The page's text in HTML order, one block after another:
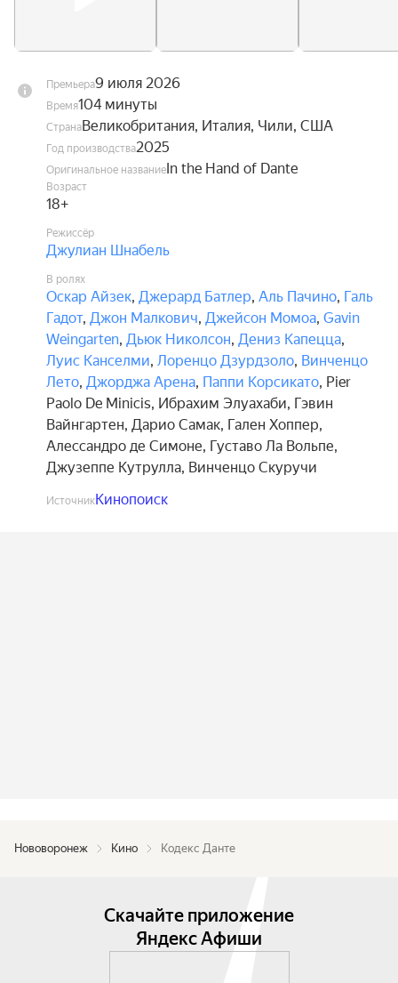
Премьера9 июля 2026
Время104 минуты
СтранаВеликобритания, Италия, Чили, США
Год производства2025
Оригинальное названиеIn the Hand of Dante
Возраст
18+
Режиссёр
Джулиан Шнабель
В ролях
Оскар Айзек, Джерард Батлер, Аль Пачино, Галь
Гадот, Джон Малкович, Джейсон Момоа, Gavin
Weingarten, Дьюк Николсон, Дениз Капецца,
Луис Канселми, Лоренцо Дзурдзоло, Винченцо
Лето, Джорджа Арена, Паппи Корсикато, Pier
Paolo De Minicis, Ибрахим Элуахаби, Гэвин
Вайнгартен, Дарио Самак, Гален Хоппер,
Алессандро де Симоне, Густаво Ла Вольпе,
Джузеппе Кутрулла, Винченцо Скуручи
ИсточникКинопоиск
Нововоронеж Кино Кодекс Данте
Скачайте приложение
Яндекс Афиши